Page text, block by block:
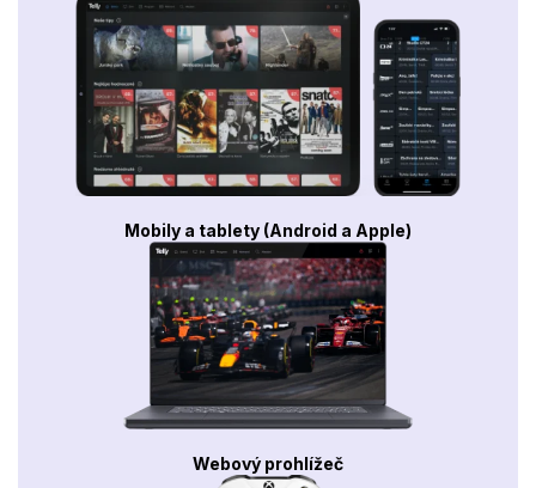
Mobily a tablety (Android a Apple)
Webový prohlížeč